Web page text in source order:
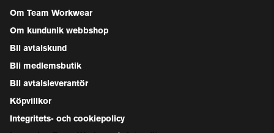
Om Team Workwear
Om kundunik webbshop
Bli avtalskund
Bli medlemsbutik
Bli avtalsleverantör
Köpvillkor
Integritets- och cookiepolicy